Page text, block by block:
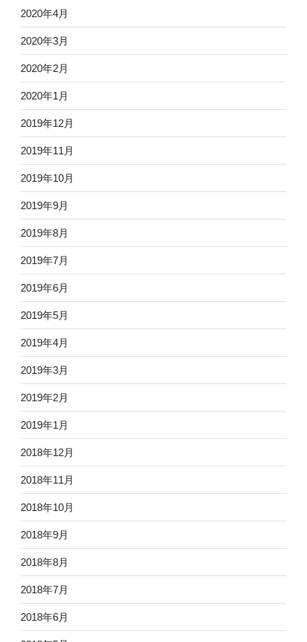
2020年4月
2020年3月
2020年2月
2020年1月
2019年12月
2019年11月
2019年10月
2019年9月
2019年8月
2019年7月
2019年6月
2019年5月
2019年4月
2019年3月
2019年2月
2019年1月
2018年12月
2018年11月
2018年10月
2018年9月
2018年8月
2018年7月
2018年6月